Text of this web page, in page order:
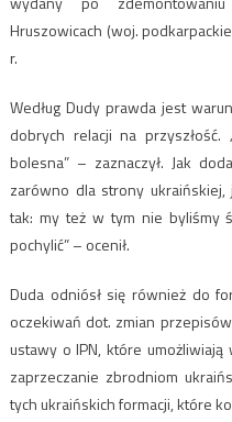
Hruszowicach (woj.
r.
Według Dudy prawda jest
dobrych relacji na przyszłość.
bolesna” – zaznaczył. Jak
zarówno dla strony
tak: my też w tym nie byliśmy
pochylić” – ocenił.
Duda odniósł się również do
oczekiwań dot. zmian
ustawy o IPN, które
zaprzeczanie zbrodniom
tych ukraińskich formacji, które